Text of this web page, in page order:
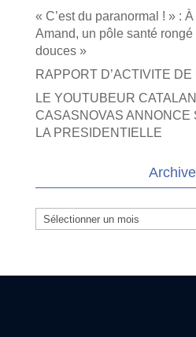
« C’est du paranormal ! » :
Amand, un pôle santé
douces »
RAPPORT D’ACTIVITE
LE YOUTUBEUR
CASASNOVAS ANNONCE
LA PRESIDENTIELLE
Archives